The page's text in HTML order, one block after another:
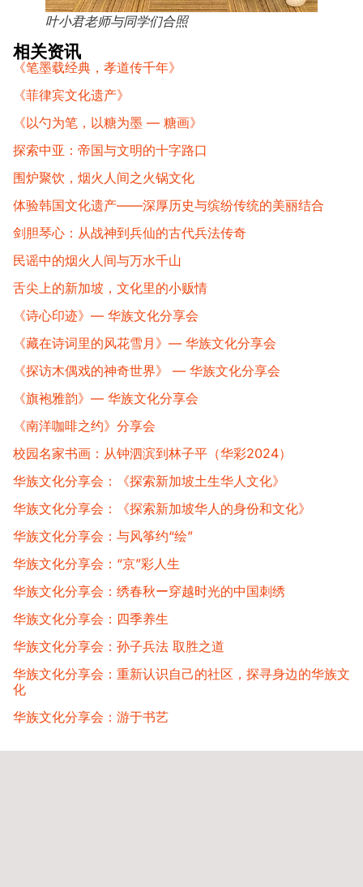
叶小君老师与同学们合照
相关资讯
《笔墨载经典，孝道传千年》
《菲律宾文化遗产》
《以勺为笔，以糖为墨 — 糖画》
探索中亚：帝国与文明的十字路口
围炉聚饮，烟火人间之火锅文化
体验韩国文化遗产——深厚历史与缤纷传统的美丽结合
剑胆琴心：从战神到兵仙的古代兵法传奇
民谣中的烟火人间与万水千山
舌尖上的新加坡，文化里的小贩情
《诗心印迹》— 华族文化分享会
《藏在诗词里的风花雪月》— 华族文化分享会
《探访木偶戏的神奇世界》 — 华族文化分享会
《旗袍雅韵》— 华族文化分享会
《南洋咖啡之约》分享会
校园名家书画：从钟泗滨到林子平（华彩2024）
华族文化分享会：《探索新加坡土生华人文化》
华族文化分享会：《探索新加坡华人的身份和文化》
华族文化分享会：与风筝约“绘”
华族文化分享会：“京”彩人生​
华族文化分享会：绣春秋ー穿越时光的中国刺绣
华族文化分享会：四季养生​
华族文化分享会：孙子兵法 取胜之道
华族文化分享会：重新认识自己的社区，探寻身边的华族文
化
华族文化分享会：游于书艺